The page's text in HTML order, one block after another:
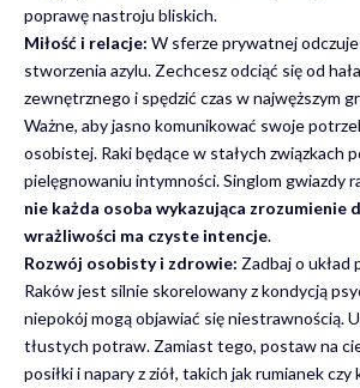
poprawę nastroju bliskich.
Miłość i relacje: W sferze prywatnej
stworzenia azylu. Zechcesz odciąć się od
zewnętrznego i spędzić czas w najwęższym
Ważne, aby jasno komunikować swoje
osobistej. Raki będące w stałych związkach
pielęgnowaniu intymności. Singlom gwiazdy
nie każda osoba wykazująca zrozumienie
wrażliwości ma czyste intencje.
Rozwój osobisty i zdrowie: Zadbaj o układ
Raków jest silnie skorelowany z kondycją
niepokój mogą objawiać się niestrawnością.
tłustych potraw. Zamiast tego, postaw na
posiłki i napary z ziół, takich jak rumianek